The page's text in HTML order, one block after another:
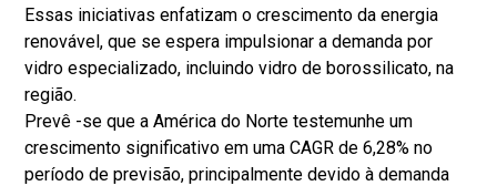
Essas iniciativas enfatizam o crescimento da energia
renovável, que se espera impulsionar a demanda por
vidro especializado, incluindo vidro de borossilicato, na
região.
Prevê -se que a América do Norte testemunhe um
crescimento significativo em uma CAGR de 6,28% no
período de previsão, principalmente devido à demanda